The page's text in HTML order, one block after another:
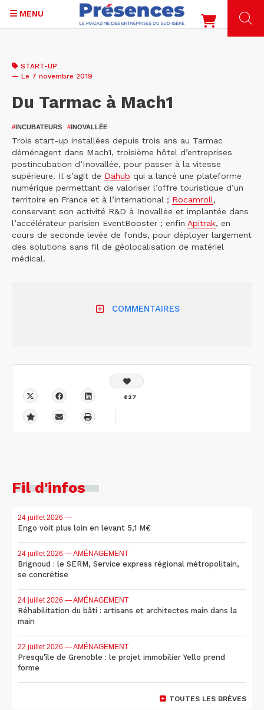
contenu
MENU
START-UP
— Le 7 novembre 2019
Du Tarmac à Mach1
#INCUBATEURS #INOVALLÉE
Trois start-up installées depuis trois ans au Tarmac
déménagent dans Mach1, troisième hôtel d’entreprises
postincubation d’Inovallée, pour passer à la vitesse
supérieure. Il s’agit de Dahub qui a lancé une plateforme
numérique permettant de valoriser l’offre touristique d’un
territoire en France et à l’international ; Rocamroll,
conservant son activité R&D à Inovallée et implantée dans
l’accélérateur parisien EventBooster ; enfin Apitrak, en
cours de seconde levée de fonds, pour déployer largement
des solutions sans fil de géolocalisation de matériel
médical.
COMMENTAIRES
827
Fil d'infos
24 juillet 2026 —
Engo voit plus loin en levant 5,1 M€
24 juillet 2026 — AMÉNAGEMENT
Brignoud : le SERM, Service express régional métropolitain,
se concrétise
24 juillet 2026 — AMÉNAGEMENT
Réhabilitation du bâti : artisans et architectes main dans la
main
22 juillet 2026 — AMÉNAGEMENT
Presqu'île de Grenoble : le projet immobilier Yello prend
forme
TOUTES LES BRÈVES